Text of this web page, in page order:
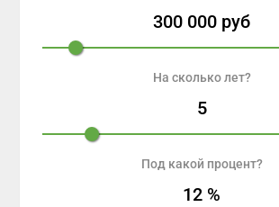
300 000 руб
На сколько лет?
5
Под какой процент?
12 %